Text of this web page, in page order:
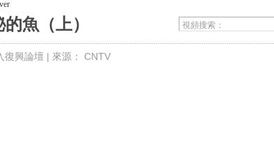
魚（上）
復興論壇 | 來源： CNTV